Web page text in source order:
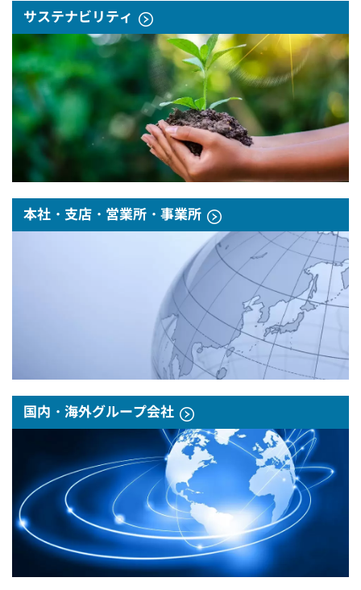
サステナビリティ
本社・支店・営業所・事業所
国内・海外グループ会社